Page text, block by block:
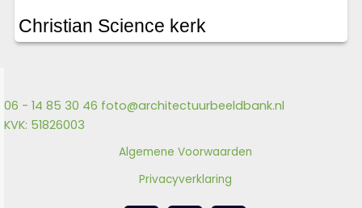
Christian Science kerk
06 - 14 85 30 46 foto@architectuurbeeldbank.nl
KVK: 51826003
Algemene Voorwaarden
Privacyverklaring